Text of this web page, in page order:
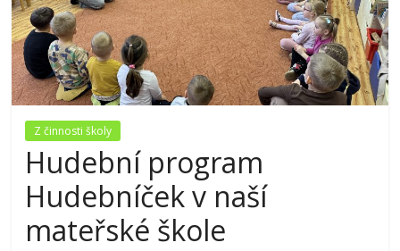
Z činnosti školy
Hudební program
Hudebníček v naší
mateřské škole